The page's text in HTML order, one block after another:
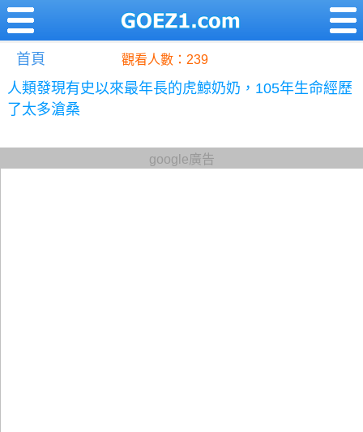
首頁 觀看人數：239
人類發現有史以來最年長的虎鯨奶奶，105年生命經歷
了太多滄桑
google廣告